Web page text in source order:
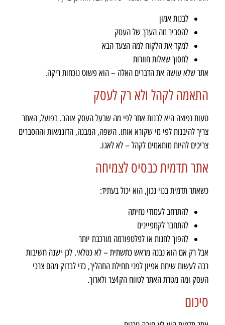
לבנות אמון
להסביר מה הערך של העסק
למקד את הלקוח למה הצעד הבא
לחסוך שאלות חוזרות
אתר שלא עושה את הדברים האלה – הוא פשוט נוכחות ריקה.
התאמה לקהל ולא רק לעסק
טעות נפוצה היא לבנות אתר לפי מה שבעל העסק אוהב. בפועל, האתר
צריך להיבנות לפי מי שקורא אותו. השפה, המבנה, הדוגמאות וההסברים
צריכים להיות מותאמים לקהל – לא לאגו.
אתר תדמית כבסיס לצמיחה
כשאתר תדמית בנוי נכון, הוא יכול בעתיד:
להתרחב לעמודי נחיתה
להתחבר לקמפיינים
להפוך לחנות או לפלטפורמה מורכבת יותר
אבל רק אם הוא נבנה מראש כתשתית – לא כטלאי. לכן ישנה חשיבות
רבה לעשות שיחת אפיון לפני תחילת התהליך, כדי לבדוק מהם צרכי
העסק ומה מטרת האתר לטווח הק4צר ולארוך.
סיכום